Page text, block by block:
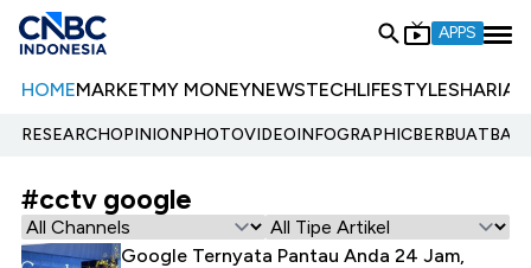
APPS
HOMEMARKETMY MONEYNEWSTECHLIFESTYLESHARIA
RESEARCHOPINIONPHOTOVIDEOINFOGRAPHIC
#cctv google
Google Ternyata Pantau Anda 24 Jam,